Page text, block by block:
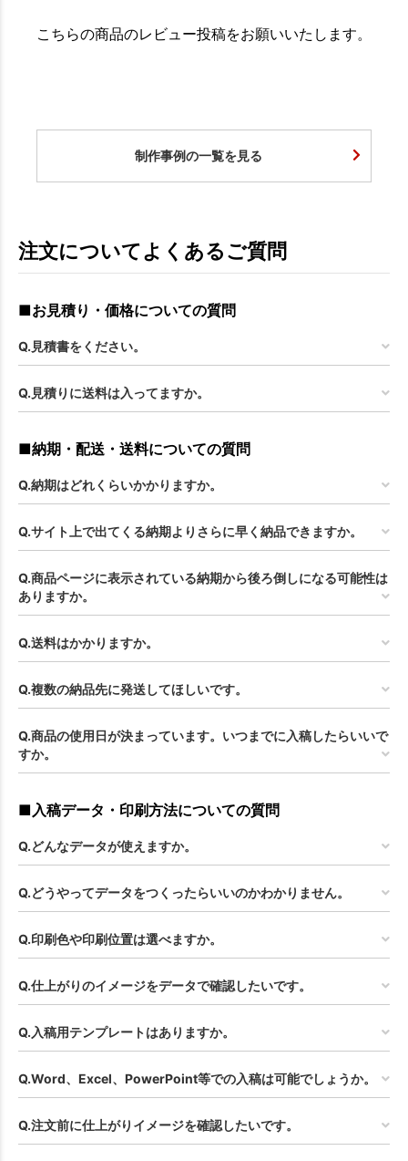
こちらの商品のレビュー投稿をお願いいたします。
制作事例の一覧を見る
注文についてよくあるご質問
■お見積り・価格についての質問
Q.見積書をください。
Q.見積りに送料は入ってますか。
■納期・配送・送料についての質問
Q.納期はどれくらいかかりますか。
Q.サイト上で出てくる納期よりさらに早く納品できますか。
Q.商品ページに表示されている納期から後ろ倒しになる可能性は
ありますか。
Q.送料はかかりますか。
Q.複数の納品先に発送してほしいです。
Q.商品の使用日が決まっています。いつまでに入稿したらいいで
すか。
■入稿データ・印刷方法についての質問
Q.どんなデータが使えますか。
Q.どうやってデータをつくったらいいのかわかりません。
Q.印刷色や印刷位置は選べますか。
Q.仕上がりのイメージをデータで確認したいです。
Q.入稿用テンプレートはありますか。
Q.Word、Excel、PowerPoint等での入稿は可能でしょうか。
Q.注文前に仕上がりイメージを確認したいです。